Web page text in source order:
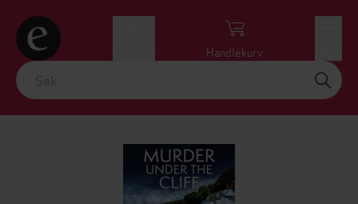
Handlekurv